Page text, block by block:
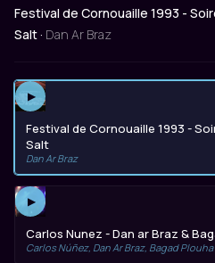
Festival de Cornouaille 1993 -
Salt · Dan Ar Braz
▶
Festival de Cornouaille 1993 -
Salt
Dan Ar Braz
▶
Carlos Nunez - Dan ar Braz &
Carlos Núñez, Dan Ar Braz, Bagad Plouha